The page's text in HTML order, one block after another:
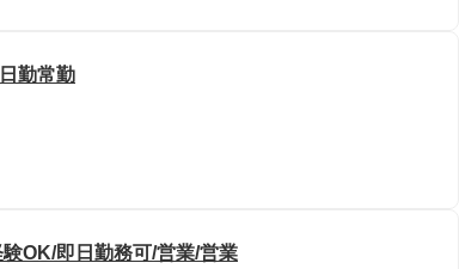
勤常勤
OK/即日勤務可/営業/営業